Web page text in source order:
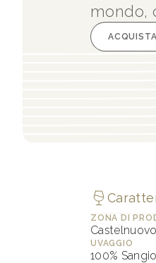
mondo,
ZONA DI
UVAGGIO
100%